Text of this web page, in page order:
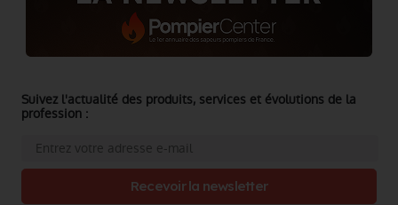
Suivez l'actualité des produits, services et évolutions de la
profession :
Recevoir la newsletter